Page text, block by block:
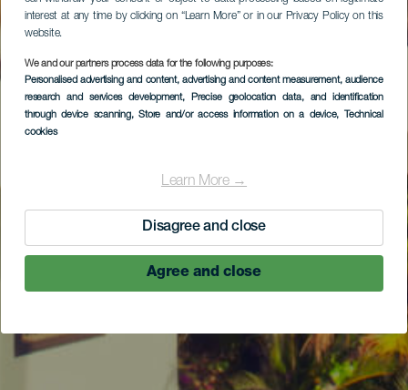
interest at any time by clicking on “Learn More” or in our Privacy Policy on this
website.
We and our partners process data for the following purposes:
Personalised advertising and content, advertising and content measurement, audience
research and services development, Precise geolocation data, and identification
through device scanning, Store and/or access information on a device, Technical
cookies
Learn More →
Disagree and close
Agree and close